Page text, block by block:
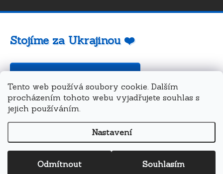
Tento web používá soubory cookie. Dalším
procházením tohoto webu vyjadřujete souhlas s
jejich používáním.
Nastavení
Odmítnout Souhlasím
Stojíme za Ukrajinou ❤️